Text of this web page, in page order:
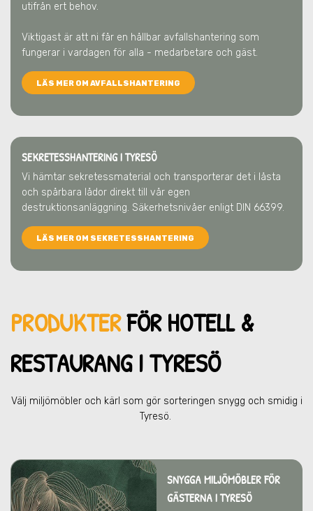
utifrån ert behov.
Viktigast är att ni får en hållbar avfallshantering som
fungerar i vardagen för alla - medarbetare och gäst.
LÄS MER OM AVFALLSHANTERING
SEKRETESSHANTERING I TYRESÖ
Vi hämtar sekretessmaterial och transporterar det i låsta
och spårbara lådor direkt till vår egen
destruktionsanläggning. Säkerhetsnivåer enligt DIN 66399.
LÄS MER OM SEKRETESSHANTERING
PRODUKTERFÖR HOTELL &
RESTAURANG I TYRESÖ
Välj miljömöbler och kärl som gör sorteringen snygg och smidig i
Tyresö.
SNYGGA MILJÖMÖBLER FÖR
GÄSTERNA I TYRESÖ